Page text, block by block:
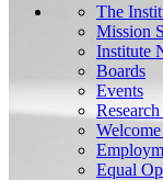
The
Mission
Institute
Boards
Events
Equal